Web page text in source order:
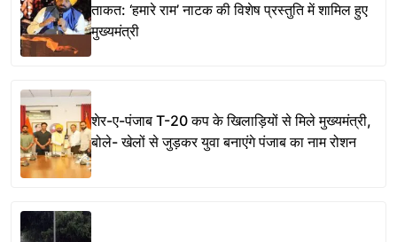
ताकत: ‘हमारे राम’ नाटक की विशेष प्रस्तुति में शामिल हुए
मुख्यमंत्री
शेर-ए-पंजाब T-20 कप के खिलाड़ियों से मिले मुख्यमंत्री,
बोले- खेलों से जुड़कर युवा बनाएंगे पंजाब का नाम रोशन